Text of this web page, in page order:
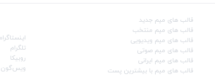
قالب‌ های میم جدید
قالب‌ های میم منتخب
قالب‌ های میم ویدیویی
قالب‌ های میم صوتی
قالب‌ های میم ایرانی
قالب‌ های میم با بیشترین پست
تلگرام
روبیکا
ویس‌گون